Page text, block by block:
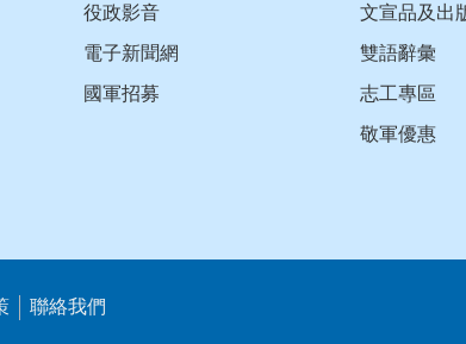
役政影音
電子新聞網
國軍招募
文宣品及出
雙語辭彙
志工專區
敬軍優惠
聯絡我們